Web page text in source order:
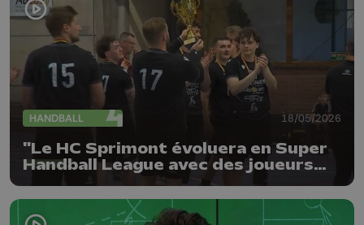
HANDBALL 18/05/2026
"Le HC Sprimont évoluera en Super
Handball League avec des joueurs